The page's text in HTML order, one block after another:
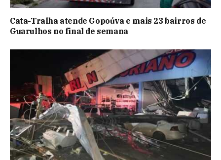
Cata-Tralha atende Gopoúva e mais 23 bairros de
Guarulhos no final de semana